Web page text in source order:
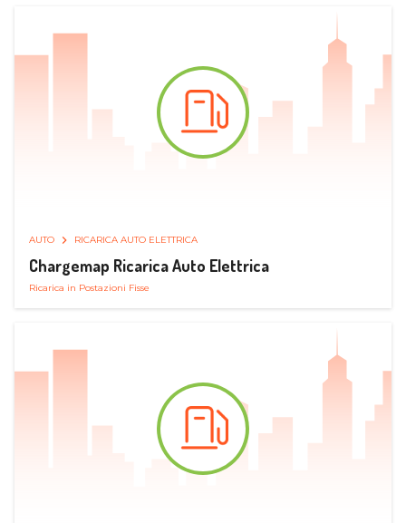
AUTO RICARICA AUTO ELETTRICA
Chargemap Ricarica Auto Elettrica
Ricarica in Postazioni Fisse